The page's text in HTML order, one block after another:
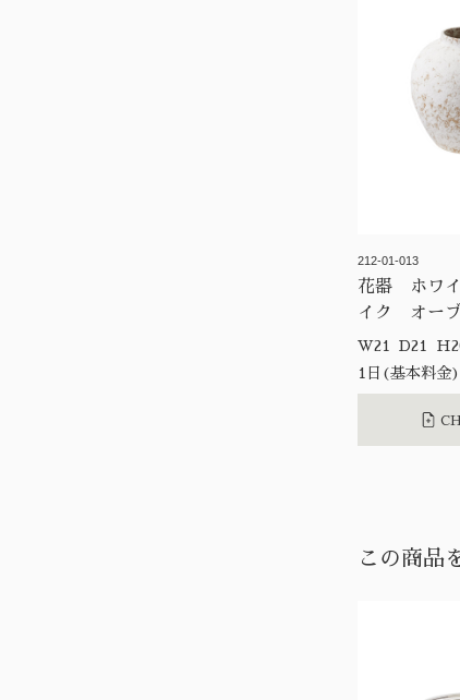
212-01-013
花器 ホワ
イク オーブ
W21 D21
1日(基本料金
この商品